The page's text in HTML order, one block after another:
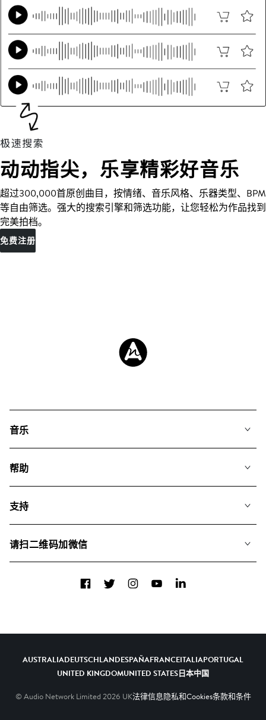
动动指尖，乐享精彩好音乐
超过300,000首原创曲目，按情绪、音乐风格、乐器类型、BPM
等自由筛选。强大的搜索引擎和筛选功能，让您轻松为作品找到
完美拍档。
免费注册
音乐
搜索
专辑
帮助
我们如何运用AI
支持
关于我们
请扫二维码加微信
FacebookTwitterInstagramYouTubeLinkedIn
AUSTRALIADEUTSCHLANDESPAÑAFRANCEITALIAPORTUGAL
UNITED KINGDOMUNITED STATES日本中国
© Audio Network Limited 2026 UK法律信息隐私和Cookies条款和条件